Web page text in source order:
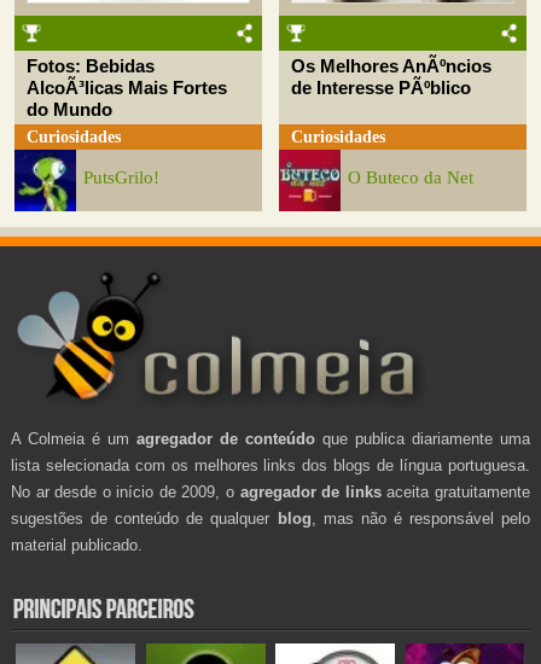
Fotos: Bebidas
AlcoÃ³licas Mais Fortes
do Mundo
Curiosidades
PutsGrilo!
Os Melhores AnÃºncios
de Interesse PÃºblico
Curiosidades
O Buteco da Net
A Colmeia é um agregador de conteúdo que publica diariamente uma
lista selecionada com os melhores links dos blogs de língua portuguesa.
No ar desde o início de 2009, o agregador de linksaceita gratuitamente
sugestões de conteúdo de qualquer blog , mas não é responsável pelo
material publicado.